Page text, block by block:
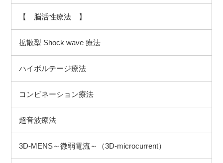
【 脳活性療法 】
拡散型 Shock wave 療法
ハイボルテージ療法
コンビネーション療法
超音波療法
3D-MENS～微弱電流～（3D-microcurrent）